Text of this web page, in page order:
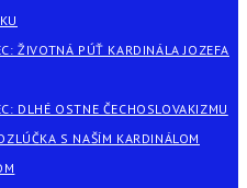
ŽIVOTNÁ PÚŤ KARDINÁLA JOZEFA
DLHÉ OSTNE ČECHOSLOVAKIZMU
S NAŠÍM KARDINÁLOM